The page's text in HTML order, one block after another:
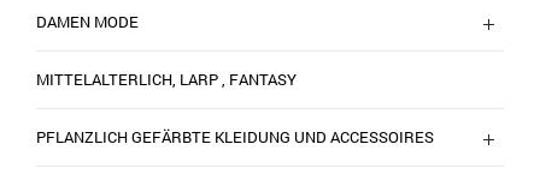
DAMEN MODE
MITTELALTERLICH, LARP , FANTASY
PFLANZLICH GEFÄRBTE KLEIDUNG UND ACCESSOIRES